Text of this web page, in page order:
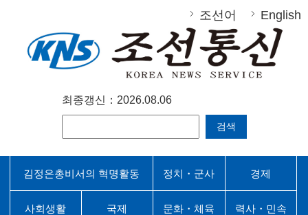
조선어 English
최종갱신：2026.08.06
검색
김정은총비서의 혁명활동 정치・군사 경제
사회생활 국제 문화・체육 력사・민속